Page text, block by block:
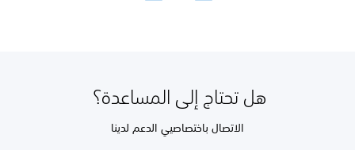
هل تحتاج إلى المساعدة؟
الاتصال باختصاصيي الدعم لدينا